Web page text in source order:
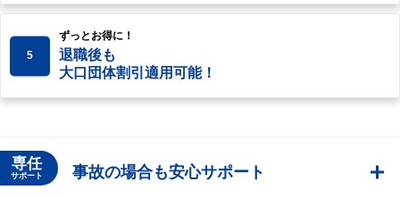
5
ずっとお得に！
退職後も
大口団体割引適用可能！
専任
サポート 事故の場合も安心サポート